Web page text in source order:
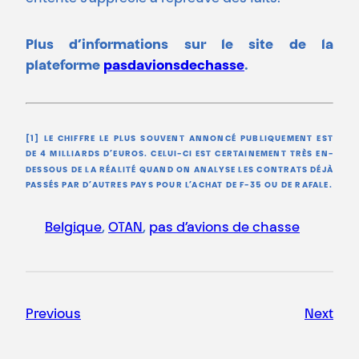
Plus d’informations sur le site de la
plateforme pasdavionsdechasse.
[1] LE CHIFFRE LE PLUS SOUVENT ANNONCÉ PUBLIQUEMENT EST
DE 4 MILLIARDS D’EUROS. CELUI-CI EST CERTAINEMENT TRÈS EN-
DESSOUS DE LA RÉALITÉ QUAND ON ANALYSE LES CONTRATS DÉJÀ
PASSÉS PAR D’AUTRES PAYS POUR L’ACHAT DE F-35 OU DE RAFALE.
Belgique, OTAN , pas d’avions de chasse
Previous Next